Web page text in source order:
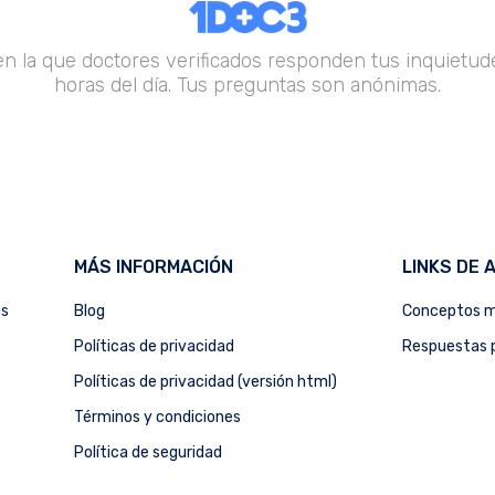
la que doctores verificados responden tus
horas del día. Tus preguntas son anónimas.
MÁS INFORMACIÓN
Blog
Políticas de privacidad
Políticas de privacidad (versión html)
Términos y condiciones
Política de seguridad
LINKS DE
Conceptos
Respuestas